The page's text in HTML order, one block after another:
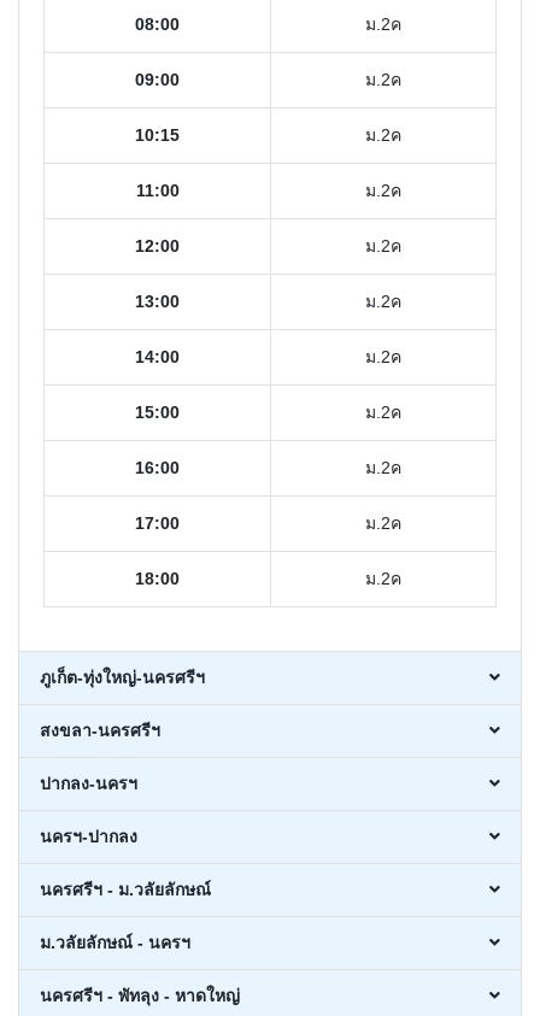
08:00 ม.2ค
09:00 ม.2ค
10:15 ม.2ค
11:00 ม.2ค
12:00 ม.2ค
13:00 ม.2ค
14:00 ม.2ค
15:00 ม.2ค
16:00 ม.2ค
17:00 ม.2ค
18:00 ม.2ค
ภูเก็ต-ทุ่งใหญ่-นครศรีฯ
สงขลา-นครศรีฯ
ปากลง-นครฯ
นครฯ-ปากลง
นครศรีฯ - ม.วลัยลักษณ์
ม.วลัยลักษณ์ - นครฯ
นครศรีฯ - พัทลุง - หาดใหญ่